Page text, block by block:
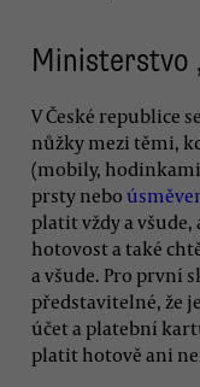
Ministerstvo
V České republice
nůžky mezi těmi,
(mobily,
prsty nebo
platit vždy a
hotovost a také
a všude. Pro první
představitelné, že
účet a platební
platit hotově ani